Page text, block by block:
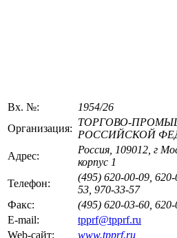
Вх. №:
1954/26
Организация:
ТОРГОВО-
РОССИЙСКОЙ
Адрес:
Россия, 109012, г
корпус 1
Телефон:
(495) 620-00-09,
53, 970-33-57
Факс:
(495) 620-03-60,
E-mail:
tpprf@tpprf.ru
Web-сайт:
www.tpprf.ru